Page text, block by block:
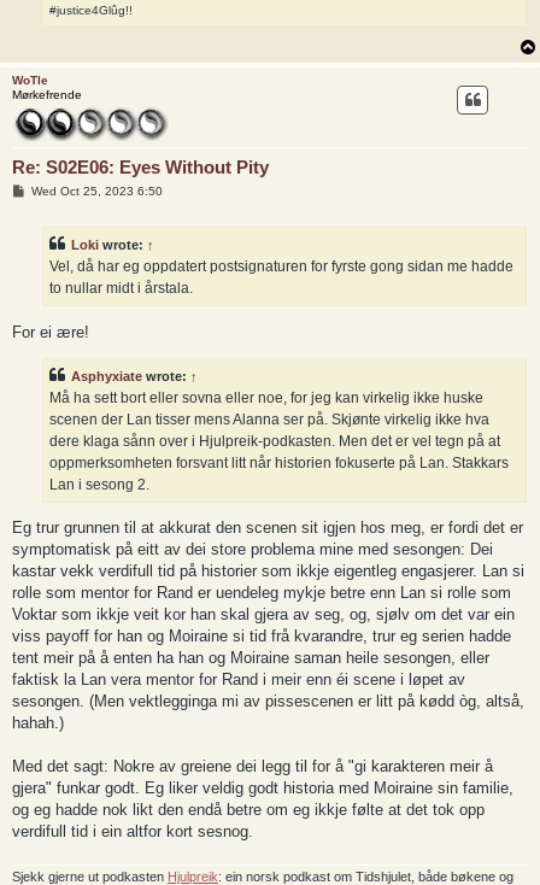
#justice4Glûg!!
WoTle
Mørkefrende
Re: S02E06: Eyes Without Pity
PWed Oct 25, 2023 6:50
Loki wrote: ↑
Vel, då har eg oppdatert postsignaturen for fyrste gong sidan me hadde
to nullar midt i årstala.
For ei ære!
Asphyxiate wrote: ↑
Må ha sett bort eller sovna eller noe, for jeg kan virkelig ikke huske
scenen der Lan tisser mens Alanna ser på. Skjønte virkelig ikke hva
dere klaga sånn over i Hjulpreik-podkasten. Men det er vel tegn på at
oppmerksomheten forsvant litt når historien fokuserte på Lan. Stakkars
Lan i sesong 2.
Eg trur grunnen til at akkurat den scenen sit igjen hos meg, er fordi det er
symptomatisk på eitt av dei store problema mine med sesongen: Dei
kastar vekk verdifull tid på historier som ikkje eigentleg engasjerer. Lan si
rolle som mentor for Rand er uendeleg mykje betre enn Lan si rolle som
Voktar som ikkje veit kor han skal gjera av seg, og, sjølv om det var ein
viss payoff for han og Moiraine si tid frå kvarandre, trur eg serien hadde
tent meir på å enten ha han og Moiraine saman heile sesongen, eller
faktisk la Lan vera mentor for Rand i meir enn éi scene i løpet av
sesongen. (Men vektlegginga mi av pissescenen er litt på kødd òg, altså,
hahah.)
Med det sagt: Nokre av greiene dei legg til for å "gi karakteren meir å
gjera" funkar godt. Eg liker veldig godt historia med Moiraine sin familie,
og eg hadde nok likt den endå betre om eg ikkje følte at det tok opp
verdifull tid i ein altfor kort sesnog.
Sjekk gjerne ut podkasten Hjulpreik: ein norsk podkast om Tidshjulet, både bøkene og